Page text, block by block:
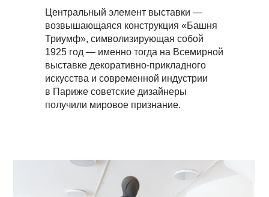
Центральный элемент выставки —
возвышающаяся конструкция «Башня
Триумф», символизирующая собой
1925 год — именно тогда на Всемирной
выставке декоративно-прикладного
искусства и современной индустрии
в Париже советские дизайнеры
получили мировое признание.